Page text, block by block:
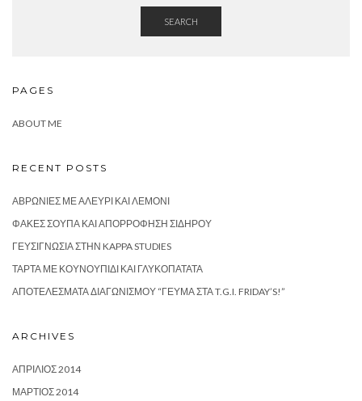
SEARCH
PAGES
ABOUT ME
RECENT POSTS
ΑΒΡΩΝΙΈΣ ΜΕ ΑΛΕΎΡΙ ΚΑΙ ΛΕΜΌΝΙ
ΦΑΚΈΣ ΣΟΎΠΑ ΚΑΙ ΑΠΟΡΡΌΦΗΣΗ ΣΙΔΉΡΟΥ
ΓΕΥΣΙΓΝΩΣΊΑ ΣΤΗΝ KAPPA STUDIES
ΤΆΡΤΑ ΜΕ ΚΟΥΝΟΥΠΊΔΙ ΚΑΙ ΓΛΥΚΟΠΑΤΆΤΑ
ΑΠΟΤΕΛΈΣΜΑΤΑ ΔΙΑΓΩΝΙΣΜΟΎ “ΓΕΎΜΑ ΣΤΑ T.G.I. FRIDAY’S!”
ARCHIVES
ΑΠΡΊΛΙΟΣ 2014
ΜΆΡΤΙΟΣ 2014